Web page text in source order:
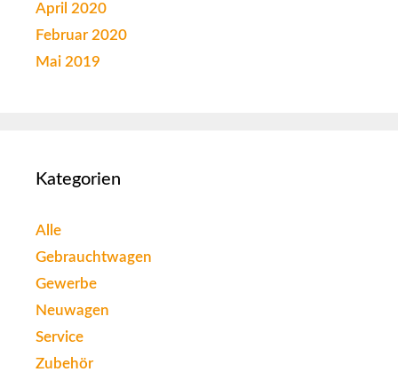
April 2020
Februar 2020
Mai 2019
Kategorien
Alle
Gebrauchtwagen
Gewerbe
Neuwagen
Service
Zubehör